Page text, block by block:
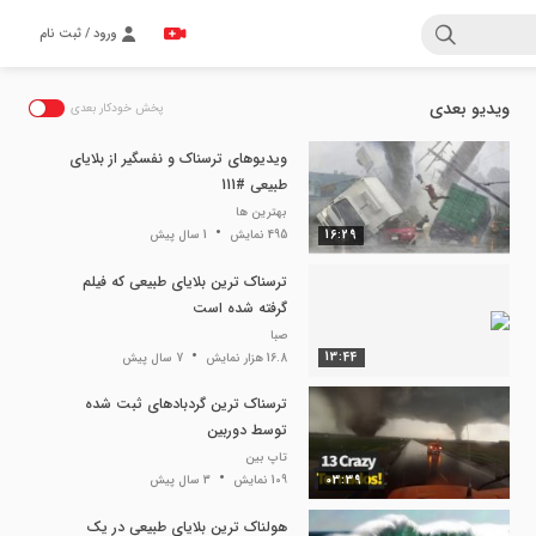
ورود / ثبت نام
ویدیو بعدی پخش خودکار بعدی
16:29
ویدیوهای ترسناک و نفسگیر از بلایای
طبیعی #111
بهترین ها
495 نمایش
1 سال پیش
13:44
ترسناک ترین بلایای طبیعی که فیلم
گرفته شده است
صبا
16.8 هزار نمایش
7 سال پیش
03:39
ترسناک ترین گردبادهای ثبت شده
توسط دوربین
تاپ بین
109 نمایش
3 سال پیش
هولناک ترین بلایای طبیعی در یک